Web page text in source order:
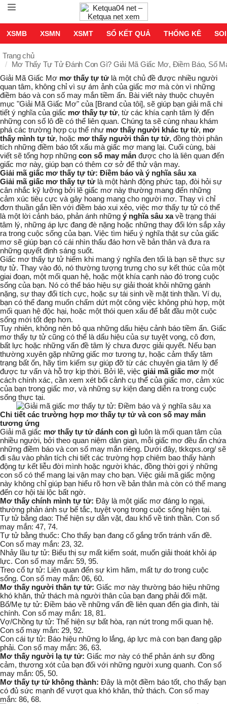
XSMB XSMN XSMT SỔ KẾT QUẢ THỐNG KÊ
Trang chủ
Mơ Thấy Tự Tử Đánh Con Gì? Giải Mã Giấc Mơ, Điềm Báo, Số
Giải Mã Giấc Mơ mơ thấy tự tử là một chủ đề được nhiều người
quan tâm, không chỉ vì sự ám ảnh của giấc mơ mà còn vì những
điềm báo và con số may mắn tiềm ẩn. Bài viết này thuộc chuyên
mục "Giải Mã Giấc Mơ" của [Brand của tôi], sẽ giúp bạn giải mã chi
tiết ý nghĩa của giấc mơ thấy tự tử, từ các khía cạnh tâm lý đến
những con số lô đề có thể liên quan. Chúng ta sẽ cùng nhau khám
phá các trường hợp cụ thể như mơ thấy người khác tự tử, mơ
thấy mình tự tử, hoặc mơ thấy người thân tự tử, đồng thời phân
tích những điềm báo tốt xấu mà giấc mơ mang lại. Cuối cùng, bài
viết sẽ tổng hợp những con số may mắn được cho là liên quan đến
giấc mơ này, giúp bạn có thêm cơ sở để thử vận may.
Giải mãgiấc mơ thấy tự tử: Điềm báo và ý nghĩa sâu xa
Giải mã giấc mơ thấy tự tử là một hành động phức tạp, đòi hỏi sự
cân nhắc kỹ lưỡng bởi lẽ giấc mơ này thường mang đến những
cảm xúc tiêu cực và gây hoang mang cho người mơ. Thay vì chỉ
đơn thuần gắn liền với điềm báo xui xẻo, việc mơ thấy tự tử có thể
là một lời cảnh báo, phản ánh những ý nghĩa sâu xavề trạng thái
tâm lý, những áp lực đang đè nặng hoặc những thay đổi lớn sắp xảy
ra trong cuộc sống của bạn. Việc tìm hiểu ý nghĩa thật sự của giấc
mơ sẽ giúp bạn có cái nhìn thấu đáo hơn về bản thân và đưa ra
những quyết định sáng suốt.
Giấc mơ thấy tự tử hiếm khi mang ý nghĩa đen tối là bạn sẽ thực sự
tự tử. Thay vào đó, nó thường tượng trưng cho sự kết thúc của một
giai đoạn, một mối quan hệ, hoặc một khía cạnh nào đó trong cuộc
sống của bạn. Nó có thể báo hiệu sự giải thoát khỏi những gánh
nặng, sự thay đổi tích cực, hoặc sự tái sinh về mặt tinh thần. Ví dụ,
bạn có thể đang muốn chấm dứt một công việc không phù hợp, một
mối quan hệ độc hại, hoặc một thói quen xấu để bắt đầu một cuộc
sống mới tốt đẹp hơn.
Tuy nhiên, không nên bỏ qua những dấu hiệu cảnh báo tiềm ẩn. Giấc
mơ thấy tự tử cũng có thể là dấu hiệu của sự tuyệt vọng, cô đơn,
bất lực hoặc những vấn đề tâm lý chưa được giải quyết. Nếu bạn
thường xuyên gặp những giấc mơ tương tự, hoặc cảm thấy tâm
trạng bất ổn, hãy tìm kiếm sự giúp đỡ từ các chuyên gia tâm lý để
được tư vấn và hỗ trợ kịp thời. Bởi lẽ, việc giải mã giấc mơ một
cách chính xác, cần xem xét bối cảnh cụ thể của giấc mơ, cảm xúc
của bạn trong giấc mơ, và những sự kiện đang diễn ra trong cuộc
sống thực tại.
Chi tiết các trường hợp mơ thấy tự tử và con số may mắn
tương ứng
Giải mã giấc mơ thấy tự tử đánh con gì luôn là mối quan tâm của
nhiều người, bởi theo quan niệm dân gian, mỗi giấc mơ đều ẩn chứa
những điềm báo và con số may mắn riêng. Dưới đây, tkkqxs.org/ sẽ
đi sâu vào phân tích chi tiết các trường hợp chiêm bao thấy hành
động tự kết liễu đời mình hoặc người khác, đồng thời gợi ý những
con số có thể mang lại vận may cho bạn. Việc giải mã giấc mộng
này không chỉ giúp bạn hiểu rõ hơn về bản thân mà còn có thể mang
đến cơ hội tài lộc bất ngờ.
Mơ thấy chính mình tự tử: Đây là một giấc mơ đáng lo ngại,
thường phản ánh sự bế tắc, tuyệt vọng trong cuộc sống hiện tại.
Tự tử bằng dao: Thể hiện sự dằn vặt, đau khổ về tinh thần. Con số
may mắn: 47, 74.
Tự tử bằng thuốc: Cho thấy bạn đang cố gắng trốn tránh vấn đề.
Con số may mắn: 23, 32.
Nhảy lầu tự tử: Biểu thị sự mất kiểm soát, muốn giải thoát khỏi áp
lực. Con số may mắn: 59, 95.
Treo cổ tự tử: Liên quan đến sự kìm hãm, mất tự do trong cuộc
sống. Con số may mắn: 06, 60.
Mơ thấy người thân tự tử: Giấc mơ này thường báo hiệu những
khó khăn, thử thách mà người thân của bạn đang phải đối mặt.
Bố/Mẹ tự tử: Điềm báo về những vấn đề liên quan đến gia đình, tài
chính. Con số may mắn: 18, 81.
Vợ/Chồng tự tử: Thể hiện sự bất hòa, rạn nứt trong mối quan hệ.
Con số may mắn: 29, 92.
Con cái tự tử: Báo hiệu những lo lắng, áp lực mà con bạn đang gặp
phải. Con số may mắn: 36, 63.
Mơ thấy người lạ tự tử: Giấc mơ này có thể phản ánh sự đồng
cảm, thương xót của bạn đối với những người xung quanh. Con số
may mắn: 05, 50.
Mơ thấy tự tử không thành: Đây là một điềm báo tốt, cho thấy bạn
có đủ sức mạnh để vượt qua khó khăn, thử thách. Con số may
mắn: 86, 68.